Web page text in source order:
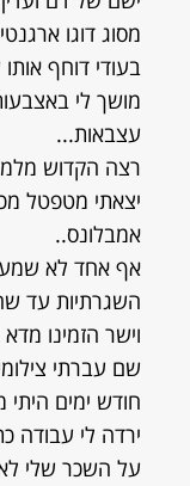
מסוג דוגו
בעודי דוחף
מושך לי
עצבאות...
רצה הקדוש
יצאתי מטפטל
אמבלונס..
אף אחד לא שמע
השגרתיות עד
וישר הזמינו
שם עברתי
חודש ימים
ירדה לי עבודה
על השכר שלי